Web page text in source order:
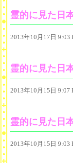
霊的に見た日
2013年10月17日 9:03
霊的に見た日
2013年10月15日 9:07
霊的に見た日
2013年10月15日 9:03